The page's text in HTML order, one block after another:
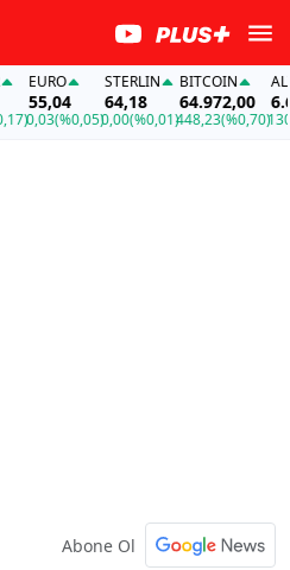
EURO
55,04
0,03(%0,05)
STERLIN
64,18
0,00(%0,01)
BITCOIN
64.972,00
448,23(%0,70)
ALTIN
Abone Ol